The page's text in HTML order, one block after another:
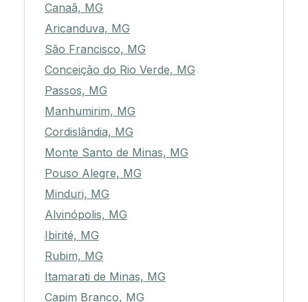
Canaã, MG
Aricanduva, MG
São Francisco, MG
Conceição do Rio Verde, MG
Passos, MG
Manhumirim, MG
Cordislândia, MG
Monte Santo de Minas, MG
Pouso Alegre, MG
Minduri, MG
Alvinópolis, MG
Ibirité, MG
Rubim, MG
Itamarati de Minas, MG
Capim Branco, MG